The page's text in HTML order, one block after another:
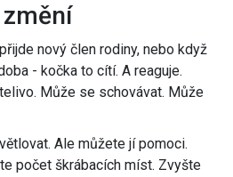
nový člen rodiny, nebo když
- kočka to cítí. A reaguje.
Může se schovávat. Může
Ale můžete jí pomoci.
počet škrábacích míst. Zvyšte